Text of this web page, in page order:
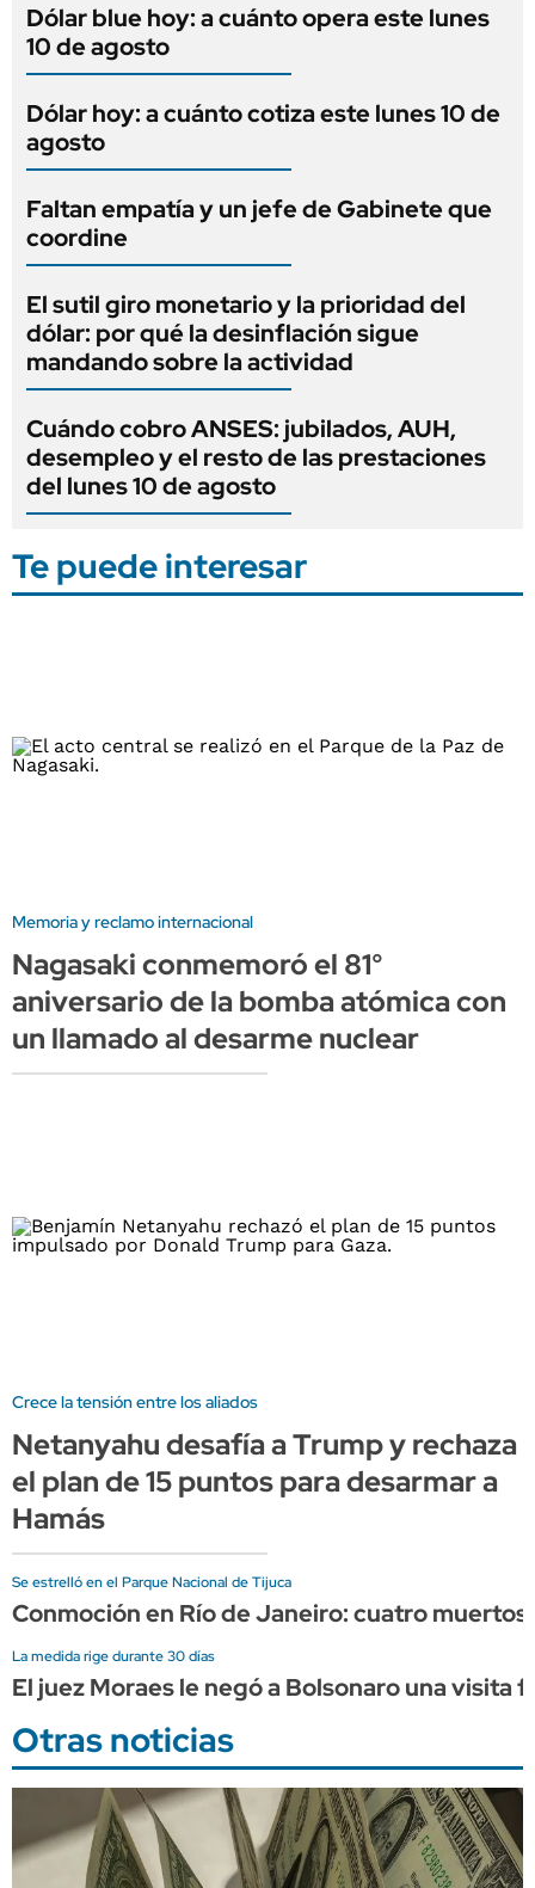
Dólar blue hoy: a cuánto opera este lunes
10 de agosto
Dólar hoy: a cuánto cotiza este lunes 10 de
agosto
Faltan empatía y un jefe de Gabinete que
coordine
El sutil giro monetario y la prioridad del
dólar: por qué la desinflación sigue
mandando sobre la actividad
Cuándo cobro ANSES: jubilados, AUH,
desempleo y el resto de las prestaciones
del lunes 10 de agosto
Te puede interesar
Memoria y reclamo internacional
Nagasaki conmemoró el 81°
aniversario de la bomba atómica con
un llamado al desarme nuclear
Crece la tensión entre los aliados
Netanyahu desafía a Trump y rechaza
el plan de 15 puntos para desarmar a
Hamás
Se estrelló en el Parque Nacional de Tijuca
Conmoción en Río de Janeiro: cuatro
La medida rige durante 30 días
El juez Moraes le negó a Bolsonaro una visita
Otras noticias